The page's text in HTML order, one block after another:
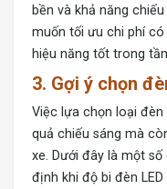
bền và khả năng
muốn tối ưu chi phí
hiệu năng tốt trong
3. Gợi ý chọn
Việc lựa chọn loại
quả chiếu sáng mà
xe. Dưới đây là một
định khi độ bi đèn LED